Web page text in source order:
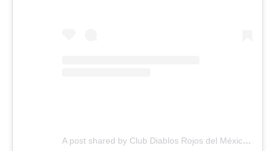
A post shared by Club Diablos Rojos del México (@diablosrojosmx)